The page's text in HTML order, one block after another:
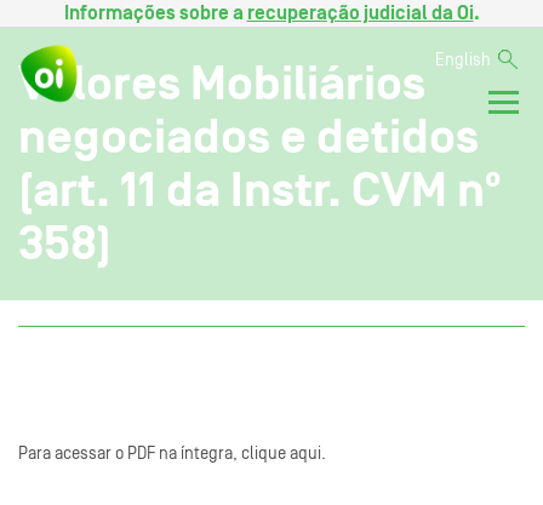
Informações sobre a recuperação judicial da Oi.
English
Valores Mobiliários
negociados e detidos
(art. 11 da Instr. CVM nº
358)
Para acessar o PDF na íntegra, clique aqui.